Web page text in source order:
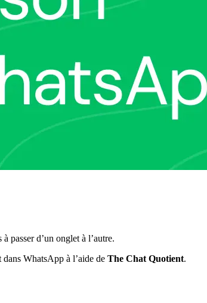
passer d’un onglet à l’autre.
WhatsApp à l’aide de The Chat Quotient.